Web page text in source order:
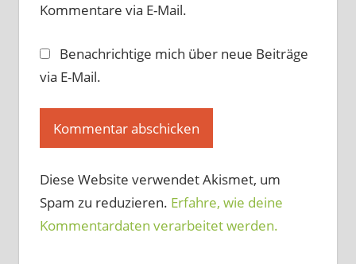
Kommentare via E-Mail.
Benachrichtige mich über neue Beiträge
via E-Mail.
Diese Website verwendet Akismet, um
Spam zu reduzieren. Erfahre, wie deine
Kommentardaten verarbeitet werden.